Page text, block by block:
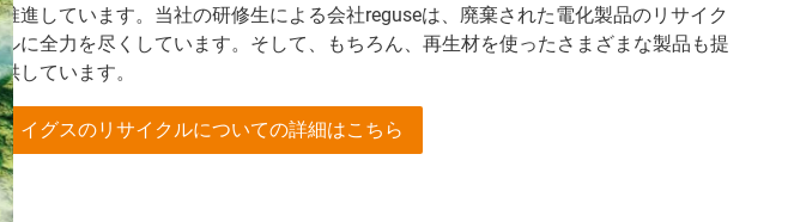
推進しています。当社の研修生による会社reguseは、廃棄された電化製品のリサイク
ルに全力を尽くしています。そして、もちろん、再生材を使ったさまざまな製品も提
供しています。
イグスのリサイクルについての詳細はこちら